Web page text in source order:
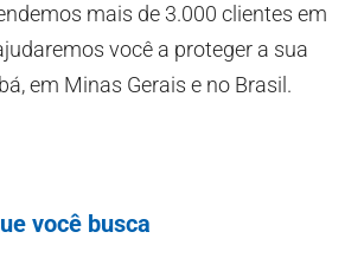
mais de 3.000 clientes em
você a proteger a sua
em Minas Gerais e no Brasil.
você busca